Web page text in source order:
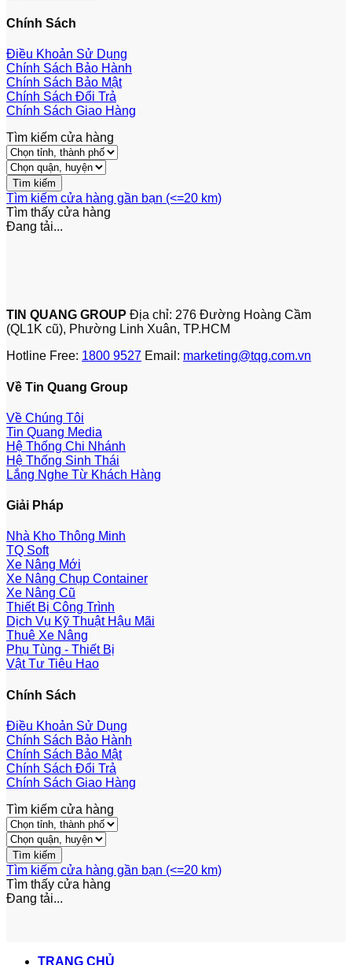
Chính Sách
Điều Khoản Sử Dụng
Chính Sách Bảo Hành
Chính Sách Bảo Mật
Chính Sách Đổi Trả
Chính Sách Giao Hàng
Tìm kiếm cửa hàng
Tìm kiếm cửa hàng gần bạn (<=20 km)
Tìm thấy cửa hàng
Đang tải...
TIN QUANG GROUP Địa chỉ: 276 Đường Hoàng Cầm
(QL1K cũ), Phường Linh Xuân, TP.HCM
Hotline Free: 1800 9527 Email: marketing@tqg.com.vn
Về Tin Quang Group
Về Chúng Tôi
Tin Quang Media
Hệ Thống Chi Nhánh
Hệ Thống Sinh Thái
Lắng Nghe Từ Khách Hàng
Giải Pháp
Nhà Kho Thông Minh
TQ Soft
Xe Nâng Mới
Xe Nâng Chụp Container
Xe Nâng Cũ
Thiết Bị Công Trình
Dịch Vụ Kỹ Thuật Hậu Mãi
Thuê Xe Nâng
Phụ Tùng - Thiết Bị
Vật Tư Tiêu Hao
Chính Sách
Điều Khoản Sử Dụng
Chính Sách Bảo Hành
Chính Sách Bảo Mật
Chính Sách Đổi Trả
Chính Sách Giao Hàng
Tìm kiếm cửa hàng
Tìm kiếm cửa hàng gần bạn (<=20 km)
Tìm thấy cửa hàng
Đang tải...
TRANG CHỦ